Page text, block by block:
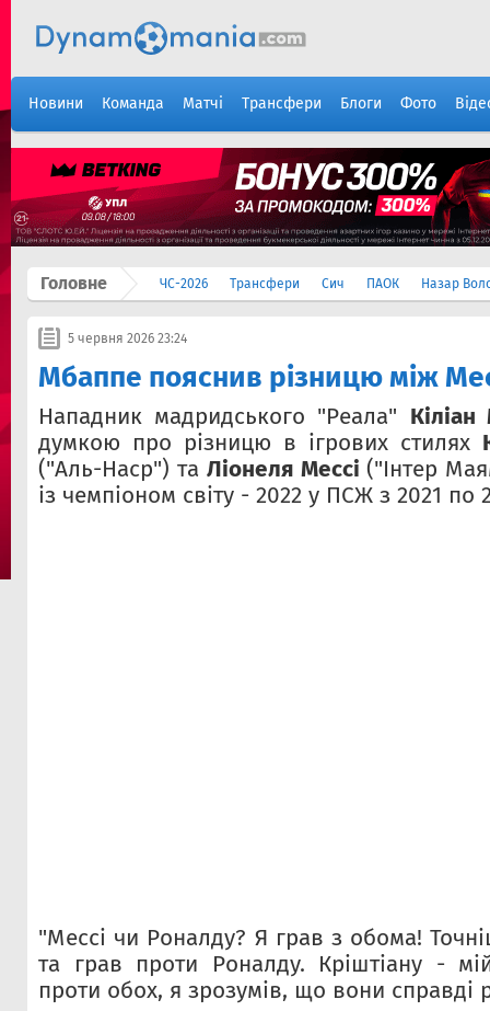
Новини Команда Матчі Трансфери Блоги Фото
Головне ЧС-2026 Трансфери Сич ПАОК Назар
5 червня 2026 23:24
Мбаппе пояснив різницю між
Нападник мадридського "Реала"
думкою про різницю в ігрових стилях
("Аль-Наср") та Ліонеля Мессі ("Інтер
із чемпіоном світу - 2022 у ПСЖ з 2021 по
"Мессі чи Роналду? Я грав з обома!
та грав проти Роналду. Кріштіану -
проти обох, я зрозумів, що вони справді